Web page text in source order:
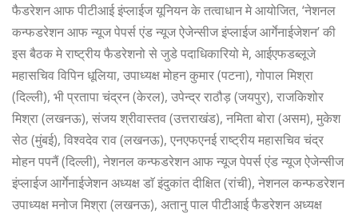
फैडरेशन आफ पीटीआई इंप्लाईज यूनियन के तत्वाधान मे आयोजित, ‘नेशनल
कन्फडरेशन आफ न्यूज पेपर्स एंड न्यूज ऐजेन्सीज इंप्लाईज आर्गेनाईजेशन’ की
इस बैठक मे राष्ट्रीय फैडरेशनो से जुडे पदाधिकारियो मे, आईएफडब्लूजे
महासचिव विपिन धूलिया, उपाध्यक्ष मोहन कुमार (पटना), गोपाल मिश्रा
(दिल्ली), भी प्रतापा चंद्रन (केरल), उपेन्द्र राठौड़ (जयपुर), राजकिशोर
मिश्रा (लखनऊ), संजय श्रीवास्तव (उत्तराखंड), नमिता बोरा (असम), मुकेश
सेठ (मुंबई), विश्वदेव राव (लखनऊ), एनएफएनई राष्ट्रीय महासचिव चंद्र
मोहन पपनैं (दिल्ली), नेशनल कन्फडरेशन आफ न्यूज पेपर्स एंड न्यूज ऐजेन्सीज
इंप्लाईज आर्गेनाईजेशन अध्यक्ष डाॅ इंदुकांत दीक्षित (रांची), नेशनल कन्फडरेशन
उपाध्यक्ष मनोज मिश्रा (लखनऊ), अतानु पाल पीटीआई फैडरेशन अध्यक्ष